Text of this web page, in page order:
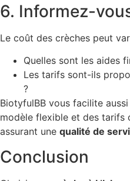
6. Informez-
Le coût des crèches peut
Quelles sont les aides
Les tarifs sont-ils
?
BiotyfulBB vous facilite
modèle flexible et des
assurant une qualité de
Conclusion